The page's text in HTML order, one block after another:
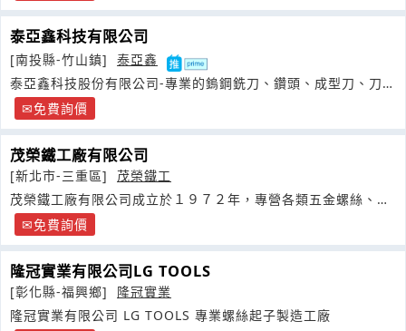
泰亞鑫科技有限公司
[南投縣-竹山鎮]
泰亞鑫
泰亞鑫科技股份有限公司-專業的鎢鋼銑刀、鑽頭、成型刀、刀
桿、筒夾製造商
免費詢價
茂榮鐵工廠有限公司
[新北市-三重區]
茂榮鐵工
茂榮鐵工廠有限公司成立於１９７２年，專營各類五金螺絲、螺
帽、華司之生產
免費詢價
隆冠實業有限公司LG TOOLS
[彰化縣-福興鄉]
隆冠實業
隆冠實業有限公司 LG TOOLS 專業螺絲起子製造工廠